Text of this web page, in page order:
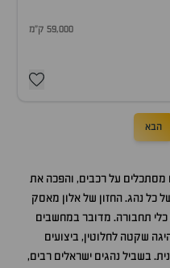
59,000 ק"מ
הבא
מסתכלים על רכבים, והפכה את
כל נהג. החזון של אלון מאסק
תחבורה. מדובר במחשבים
שקטה לחלוטין, ביצועים
בשביל נהגים ישראלים רבים,